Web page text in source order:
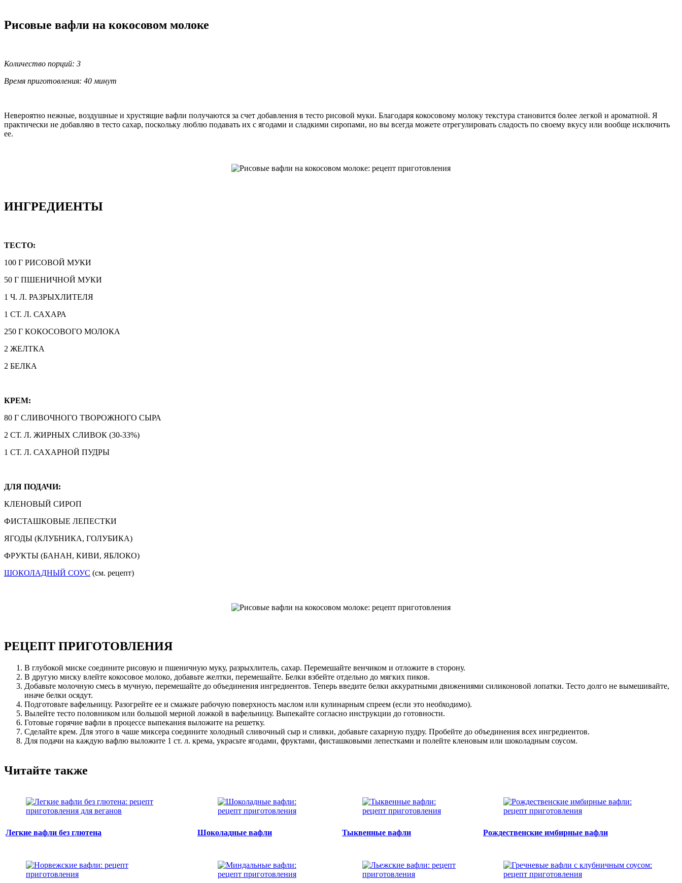
Рисовые вафли на кокосовом молоке
Количество порций: 3
Время приготовления: 40 минут
Невероятно нежные, воздушные и хрустящие вафли получаются за счет добавления в тесто рисовой муки. Благодаря кокосовому молоку текстура становится более легкой и ароматной. Я
практически не добавляю в тесто сахар, поскольку люблю подавать их с ягодами и сладкими сиропами, но вы всегда можете отрегулировать сладость по своему вкусу или вообще исключить
ее.
ИНГРЕДИЕНТЫ
ТЕСТО:
100 Г РИСОВОЙ МУКИ
50 Г ПШЕНИЧНОЙ МУКИ
1 Ч. Л. РАЗРЫХЛИТЕЛЯ
1 СТ. Л. САХАРА
250 Г КОКОСОВОГО МОЛОКА
2 ЖЕЛТКА
2 БЕЛКА
КРЕМ:
80 Г СЛИВОЧНОГО ТВОРОЖНОГО СЫРА
2 СТ. Л. ЖИРНЫХ СЛИВОК (30-33%)
1 СТ. Л. САХАРНОЙ ПУДРЫ
ДЛЯ ПОДАЧИ:
КЛЕНОВЫЙ СИРОП
ФИСТАШКОВЫЕ ЛЕПЕСТКИ
ЯГОДЫ (КЛУБНИКА, ГОЛУБИКА)
ФРУКТЫ (БАНАН, КИВИ, ЯБЛОКО)
ШОКОЛАДНЫЙ СОУС (см. рецепт)
РЕЦЕПТ ПРИГОТОВЛЕНИЯ
В глубокой миске соедините рисовую и пшеничную муку, разрыхлитель, сахар. Перемешайте венчиком и отложите в сторону.
В другую миску влейте кокосовое молоко, добавьте желтки, перемешайте. Белки взбейте отдельно до мягких пиков.
Добавьте молочную смесь в мучную, перемешайте до объединения ингредиентов. Теперь введите белки аккуратными движениями силиконовой лопатки. Тесто долго не вымешивайте,
иначе белки осядут.
Подготовьте вафельницу. Разогрейте ее и смажьте рабочую поверхность маслом или кулинарным спреем (если это необходимо).
Вылейте тесто половником или большой мерной ложкой в вафельницу. Выпекайте согласно инструкции до готовности.
Готовые горячие вафли в процессе выпекания выложите на решетку.
Сделайте крем. Для этого в чаше миксера соедините холодный сливочный сыр и сливки, добавьте сахарную пудру. Пробейте до объединения всех ингредиентов.
Для подачи на каждую вафлю выложите 1 ст. л. крема, украсьте ягодами, фруктами, фисташковыми лепестками и полейте кленовым или шоколадным соусом.
Читайте также
Легкие вафли без глютена Шоколадные вафли Тыквенные вафли Рождественские имбирные вафли